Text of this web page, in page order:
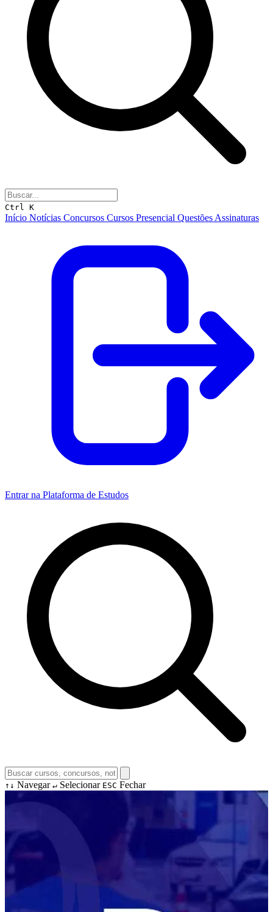
Ctrl K
Início Notícias Concursos Cursos Presencial Questões Assinaturas
Entrar na Plataforma de Estudos
↑↓ Navegar ↵ Selecionar ESC Fechar